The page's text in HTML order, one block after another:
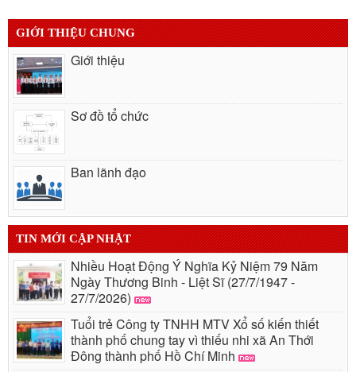
GIỚI THIỆU CHUNG
Giới thiệu
Sơ đồ tổ chức
Ban lãnh đạo
TIN MỚI CẬP NHẬT
Nhiều Hoạt Động Ý Nghĩa Kỷ Niệm 79 Năm
Ngày Thương Binh - Liệt Sĩ (27/7/1947 -
27/7/2026)
Tuổi trẻ Công ty TNHH MTV Xổ số kiến thiết
thành phố chung tay vì thiếu nhi xã An Thới
Đông thành phố Hồ Chí Minh